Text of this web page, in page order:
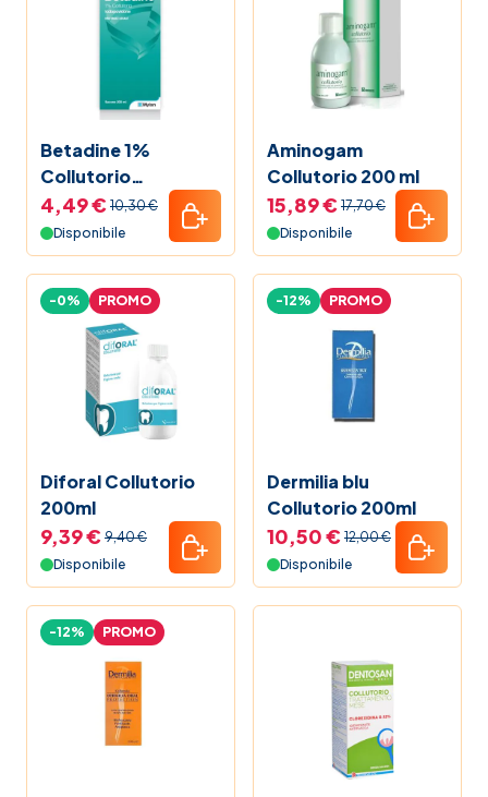
Betadine 1%
Collutorio
Iodopovidone 200
ml
4,49 € 10,30 €
Disponibile
Aminogam
Collutorio 200 ml
15,89 € 17,70 €
Disponibile
Diforal Collutorio
200ml
-0% PROMO
9,39 € 9,40 €
Disponibile
Dermilia blu
Collutorio 200ml
-12% PROMO
10,50 € 12,00 €
Disponibile
-12% PROMO